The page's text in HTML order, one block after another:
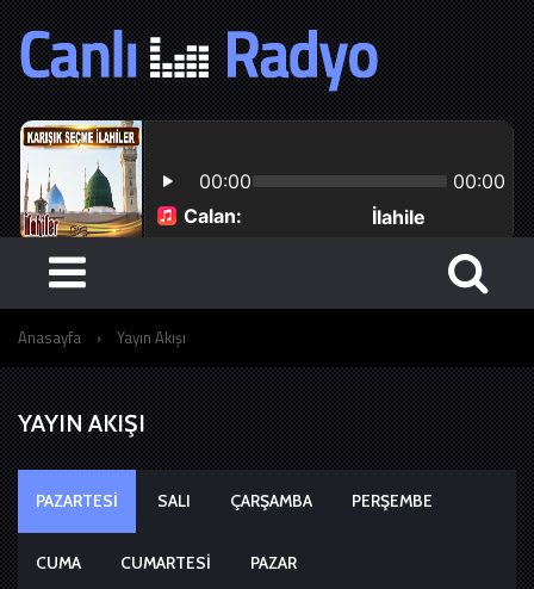
Anasayfa › Yayın Akışı
YAYIN AKIŞI
PAZARTESI SALI ÇARŞAMBA PERŞEMBE
CUMA CUMARTESI PAZAR